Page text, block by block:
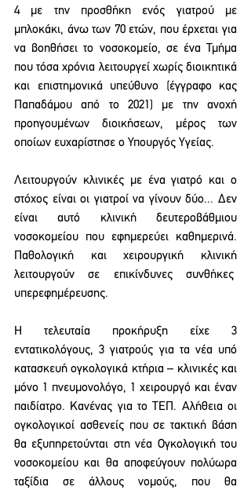
4 με την προσθήκη ενός γιατρού με
μπλοκάκι, άνω των 70 ετών, που έρχεται για
να βοηθήσει το νοσοκομείο, σε ένα Τμήμα
που τόσα χρόνια λειτουργεί χωρίς διοικητικά
και επιστημονικά υπεύθυνο (έγγραφο κας
Παπαδάμου από το 2021) με την ανοχή
προηγουμένων διοικήσεων, μέρος των
οποίων ευχαρίστησε ο Υπουργός Υγείας.
Λειτουργούν κλινικές με ένα γιατρό και ο
στόχος είναι οι γιατροί να γίνουν δύο... Δεν
είναι αυτό κλινική δευτεροβάθμιου
νοσοκομείου που εφημερεύει καθημερινά.
Παθολογική και χειρουργική κλινική
λειτουργούν σε επικίνδυνες συνθήκες
υπερεφημέρευσης.
Η τελευταία προκήρυξη είχε 3
εντατικολόγους, 3 γιατρούς για τα νέα υπό
κατασκευή ογκολογικά κτήρια – κλινικές και
μόνο 1 πνευμονολόγο, 1 χειρουργό και έναν
παιδίατρο. Κανένας για το ΤΕΠ. Αλήθεια οι
ογκολογικοί ασθενείς που σε τακτική βάση
θα εξυπηρετούνται στη νέα Ογκολογική του
νοσοκομείου και θα αποφεύγουν πολύωρα
ταξίδια σε άλλους νομούς, που θα